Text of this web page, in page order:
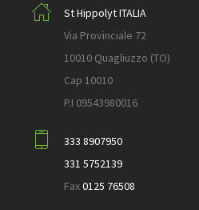
St Hippolyt ITALIA
Via Provinciale 72
10010 Quagliuzzo (TO)
Cap 10010
P.I 09543980016
333 8907950
331 5752139
Fax0125 76508